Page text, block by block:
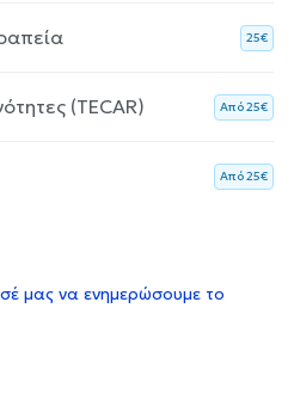
25€
(TECAR) Aπό 25€
Aπό 25€
μας να ενημερώσουμε το